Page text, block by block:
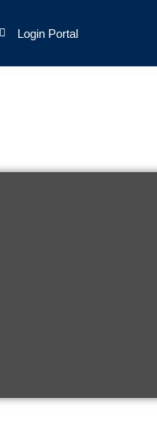
Login Portal